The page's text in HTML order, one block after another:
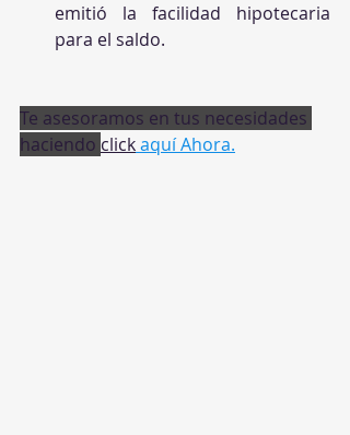
emitió la facilidad hipotecaria
para el saldo.
Te asesoramos en tus necesidades
haciendo click aquí Ahora.